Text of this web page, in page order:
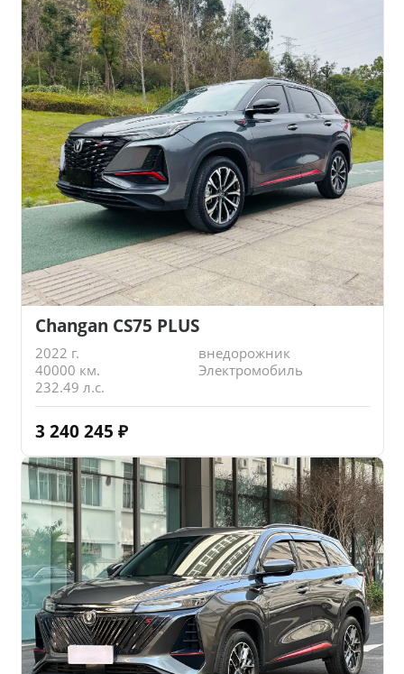
Changan CS75 PLUS
2022 г.
внедорожник
40000 км.
Электромобиль
232.49 л.с.
3 240 245 ₽